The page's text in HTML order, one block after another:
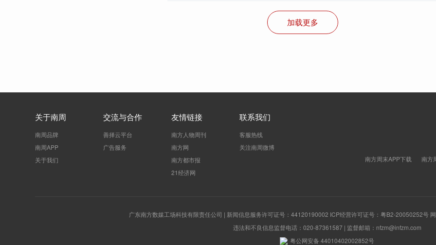
加载更多
关于南周
南周品牌
南周APP
关于我们
交流与合作
善择云平台
广告服务
友情链接
南方人物周刊
南方网
南方都市报
21经济网
联系我们
客服热线
关注南周微博
南方周末APP下载
南方
广东南方数媒工场科技有限责任公司 | 新闻信息服务许可证号：44120190002 ICP经营许可证号：粤B2-20050252号
违法和不良信息监督电话：020-87361587 | 监督邮箱：nfzm@infzm.com
粤公网安备 44010402002852号